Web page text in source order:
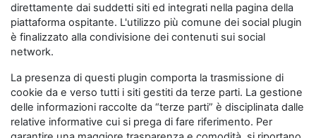
direttamente dai suddetti siti ed integrati nella pagina della
piattaforma ospitante. L'utilizzo più comune dei social plugin
è finalizzato alla condivisione dei contenuti sui social
network.
La presenza di questi plugin comporta la trasmissione di
cookie da e verso tutti i siti gestiti da terze parti. La gestione
delle informazioni raccolte da “terze parti” è disciplinata dalle
relative informative cui si prega di fare riferimento. Per